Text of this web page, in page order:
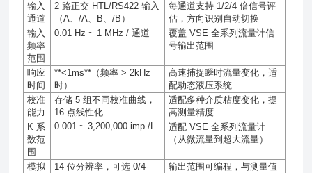
输入
通道
2 路正交 HTL/RS422输入
（A、/A、 B、/B ）
每通道支持 1/2/4倍信号评
估，方向识别自动切换
输入
频率
范围
0.01 Hz ~ 1 MHz /通道 覆盖 VSE全系列流量计信
号输出范围
响应
时间
**<1ms** （频率 > 2kHz
时）
高速捕捉瞬时流量变化，适
配动态液压系统
校准
能力
存储 5组不同校准曲线，
16 点线性化
适配多种介质粘度变化，提
高测量精度
K 系
数范
围
0.001 ~ 3,200,000 imp./L 适配 VSE全系列流量计
（从微流量到超大流量）
模拟
14位分辨率，可选 0/4-
输出范围可编程，与测量值